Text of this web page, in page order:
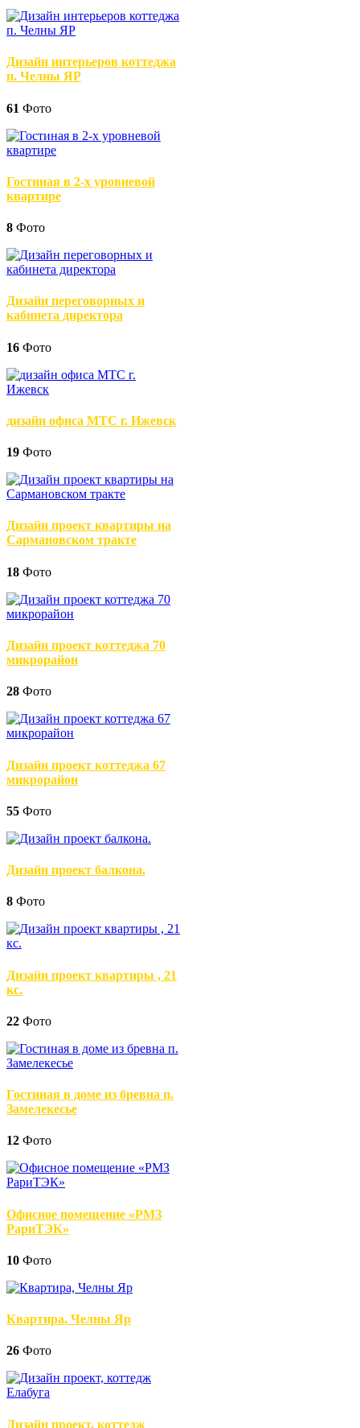
Дизайн интерьеров коттеджа
п. Челны ЯР
61 Фото
Гостиная в 2-х уровневой
квартире
8 Фото
Дизайн переговорных и
кабинета директора
16 Фото
дизайн офиса МТС г. Ижевск
19 Фото
Дизайн проект квартиры на
Сармановском тракте
18 Фото
Дизайн проект коттеджа 70
микрорайон
28 Фото
Дизайн проект коттеджа 67
микрорайон
55 Фото
Дизайн проект балкона.
8 Фото
Дизайн проект квартиры , 21
кс.
22 Фото
Гостиная в доме из бревна п.
Замелекесье
12 Фото
Офисное помещение «РМЗ
РариТЭК»
10 Фото
Квартира, Челны Яр
26 Фото
Дизайн проект, коттедж